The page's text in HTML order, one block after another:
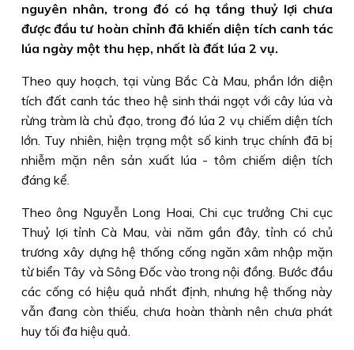
nguyên nhân, trong đó có hạ tầng thuỷ lợi chưa
được đầu tư hoàn chỉnh đã khiến diện tích canh tác
lúa ngày một thu hẹp, nhất là đất lúa 2 vụ.
Theo quy hoạch, tại vùng Bắc Cà Mau, phần lớn diện
tích đất canh tác theo hệ sinh thái ngọt với cây lúa và
rừng tràm là chủ đạo, trong đó lúa 2 vụ chiếm diện tích
lớn. Tuy nhiên, hiện trạng một số kinh trục chính đã bị
nhiễm mặn nên sản xuất lúa - tôm chiếm diện tích
đáng kể.
Theo ông Nguyễn Long Hoai, Chi cục trưởng Chi cục
Thuỷ lợi tỉnh Cà Mau, vài năm gần đây, tỉnh có chủ
trương xây dựng hệ thống cống ngăn xâm nhập mặn
từ biển Tây và Sông Ðốc vào trong nội đồng. Bước đầu
các cống có hiệu quả nhất định, nhưng hệ thống này
vẫn đang còn thiếu, chưa hoàn thành nên chưa phát
huy tối đa hiệu quả.